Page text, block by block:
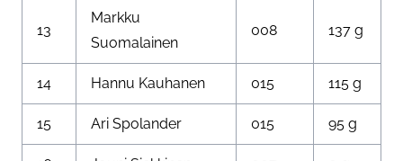
13
Markku
Suomalainen
008 137 g
14 Hannu Kauhanen 015 115 g
15 Ari Spolander 015 95 g